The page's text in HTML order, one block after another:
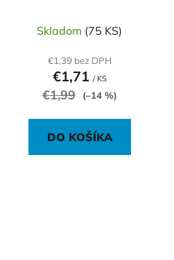
Skladom (75 KS)
€1,39 bez DPH
€1,71 / KS
€1,99 (–14 %)
DO KOŠÍKA